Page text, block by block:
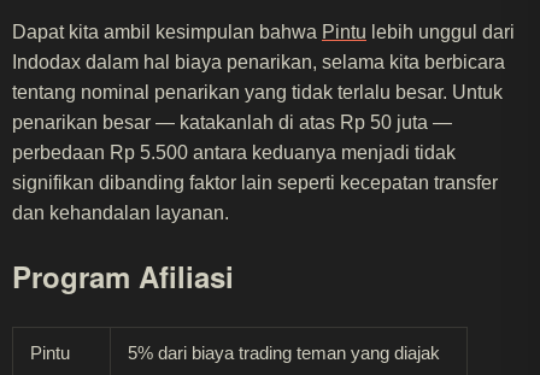
Dapat kita ambil kesimpulan bahwa Pintu lebih unggul dari
Indodax dalam hal biaya penarikan, selama kita berbicara
tentang nominal penarikan yang tidak terlalu besar. Untuk
penarikan besar — katakanlah di atas Rp 50 juta —
perbedaan Rp 5.500 antara keduanya menjadi tidak
signifikan dibanding faktor lain seperti kecepatan transfer
dan kehandalan layanan.
Program Afiliasi
Pintu 5% dari biaya trading teman yang diajak